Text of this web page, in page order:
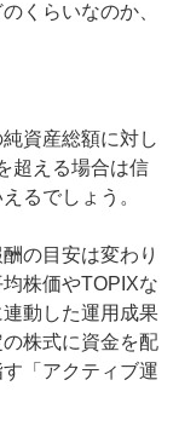
くらいなのか、
資産総額に対し
超える場合は信
るでしょう。
の目安は変わり
株価やTOPIXな
動した運用成果
株式に資金を配
「アクティブ運